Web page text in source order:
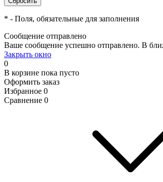
* - Поля, обязательные для заполнения
Сообщение отправлено
Ваше сообщение успешно отправлено. В
Закрыть окно
0
В корзине пока пусто
Оформить заказ
Избранное 0
Сравнение 0